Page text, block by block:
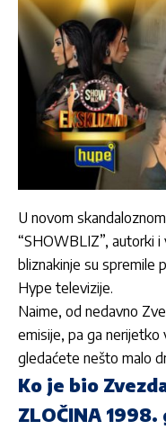
U novom
“SHOWBLIZ”, autorki
bliznakinje su spremile
Hype televizije.
Naime, od nedavno
emisije, pa ga nerijetko
gledaćete nešto malo
Ko je bio
ZLOČINA 1998.